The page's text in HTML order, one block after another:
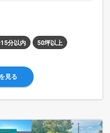
分以内 50坪以上
見る